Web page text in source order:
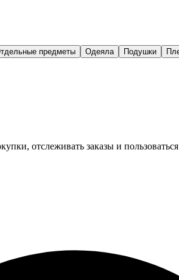
предметы Одеяла Подушки
отслеживать заказы и